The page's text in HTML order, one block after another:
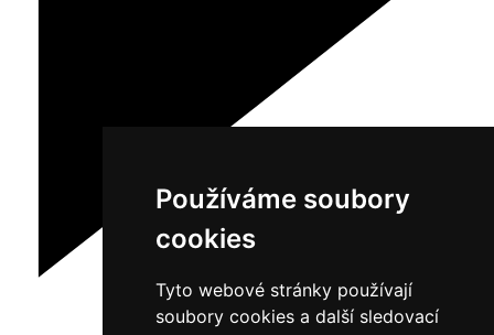
Používáme soubory
cookies
Tyto webové stránky používají
soubory cookies a další sledovací